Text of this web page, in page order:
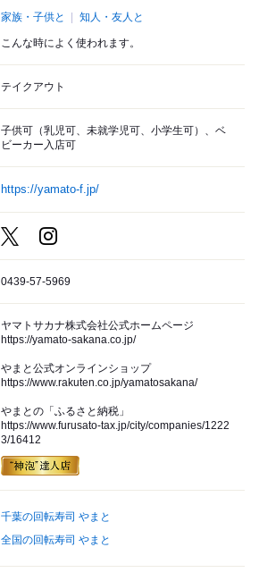
家族・子供と 知人・友人と
こんな時によく使われます。
テイクアウト
子供可（乳児可、未就学児可、小学生可）、ベ
ビーカー入店可
https://yamato-f.jp/
0439-57-5969
ヤマトサカナ株式会社公式ホームページ
https://yamato-sakana.co.jp/
やまと公式オンラインショップ
https://www.rakuten.co.jp/yamatosakana/
やまとの「ふるさと納税」
https://www.furusato-tax.jp/city/companies/1222
3/16412
千葉の回転寿司 やまと
全国の回転寿司 やまと